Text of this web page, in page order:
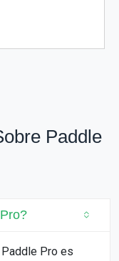
Paddle
Pro es